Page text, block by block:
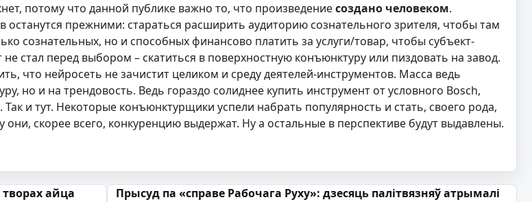
потому что данной публике важно то, что произведениесоздано человеком.
прежними: стараться расширить аудиторию сознательного зрителя, чтобы там
сознательных, но и способных финансово платить за услуги/товар, чтобы субъект-
стал перед выбором – скатиться в поверхностную конъюнктуру или пиздовать на завод.
что нейросеть не зачистит целиком и среду деятелей-инструментов. Масса ведь
но и на трендовость. Ведь гораздо солиднее купить инструмент от условного Bosch,
и тут. Некоторые конъюнктурщики успели набрать популярность и стать, своего рода,
скорее всего, конкуренцию выдержат. Ну а остальные в перспективе будут выдавлены.
айца Прысуд па «справе Рабочага Руху»: дзесяць палітвязняў атрымалі